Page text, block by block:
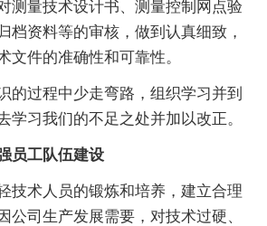
测量技术设计书、测量控制网点验
档资料等的审核，做到认真细致，
文件的准确性和可靠性。
过程中少走弯路，组织学习并到
学习我们的不足之处并加以改正。
工队伍建设
术人员的锻炼和培养，建立合理
公司生产发展需要，对技术过硬、